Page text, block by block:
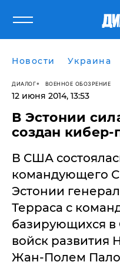
Новости Украина
ДИАЛОГ ВОЕННОЕ ОБОЗРЕНИЕ
12 июня 2014, 13:53
В Эстонии
создан кибер-
В США
командующего
Эстонии
Терраса с
базирующихся
войск развития
Жан-Полем